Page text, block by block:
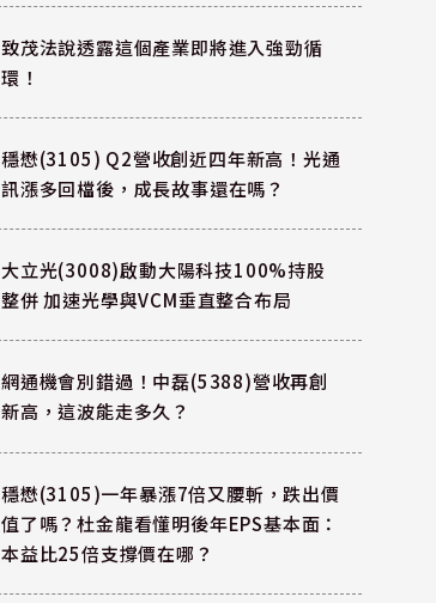
致茂法說透露這個產業即將進入強勁循
環！
穩懋(3105) Q2營收創近四年新高！光通
訊漲多回檔後，成長故事還在嗎？
大立光(3008)啟動大陽科技100%持股
整併 加速光學與VCM垂直整合布局
網通機會別錯過！中磊(5388)營收再創
新高，這波能走多久？
穩懋(3105)一年暴漲7倍又腰斬，跌出價
值了嗎？杜金龍看懂明後年EPS基本面：
本益比25倍支撐價在哪？